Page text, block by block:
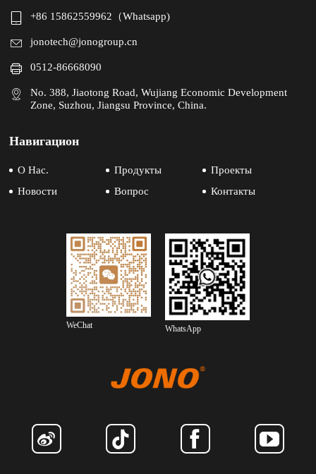
+86 15862559962（Whatsapp)
jonotech@jonogroup.cn
0512-86668090
No. 388, Jiaotong Road, Wujiang Economic Development
Zone, Suzhou, Jiangsu Province, China.
Навигацион
О Нас. Продукты
Проекты
Новости
Вопрос Контакты
WeChat WhatsApp